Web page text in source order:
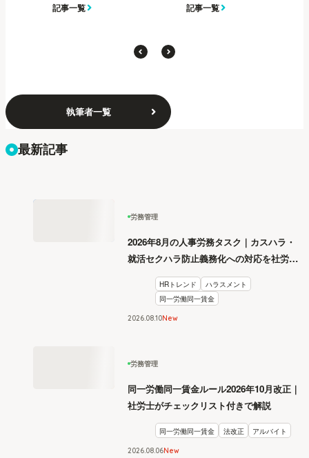
記事一覧 記事一覧
執筆者一覧
最新記事
労務管理
2026年8月の人事労務タスク｜カスハラ・
就活セクハラ防止義務化への対応を社労士
HRトレンド
ハラスメント
同一労働同一賃金
2026.0810New
労務管理
同一労働同一賃金ルール2026年10月改正｜
社労士がチェックリスト付きで解説
同一労働同一賃金 法改正 アルバイト
2026.08 06New